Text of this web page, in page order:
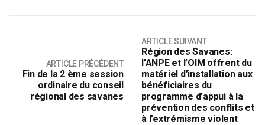
ARTICLE PRÉCÉDENT
Fin de la 2 ème session
ordinaire du conseil
régional des savanes
ARTICLE SUIVANT
Région des Savanes:
l’ANPE et l’OIM offrent du
matériel d’installation aux
bénéficiaires du
programme d’appui à la
prévention des conflits et
à l’extrémisme violent